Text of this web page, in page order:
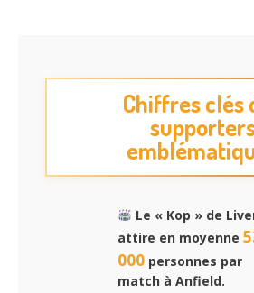
Chiffres clés
Le « Kop » de
attire en moyenne
000 personnes par
match à Anfield.